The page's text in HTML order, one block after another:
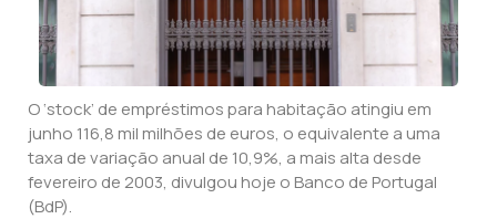
O ‘stock’ de empréstimos para habitação atingiu em
junho 116,8 mil milhões de euros, o equivalente a uma
taxa de variação anual de 10,9%, a mais alta desde
fevereiro de 2003, divulgou hoje o Banco de Portugal
(BdP).